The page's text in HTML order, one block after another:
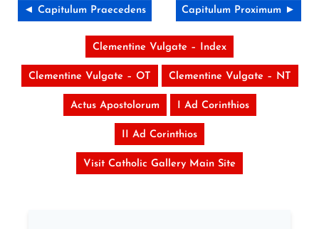
◄ Capitulum Praecedens Capitulum Proximum ►
Clementine Vulgate – Index
Clementine Vulgate – OT Clementine Vulgate – NT
Actus Apostolorum I Ad Corinthios
II Ad Corinthios
Visit Catholic Gallery Main Site